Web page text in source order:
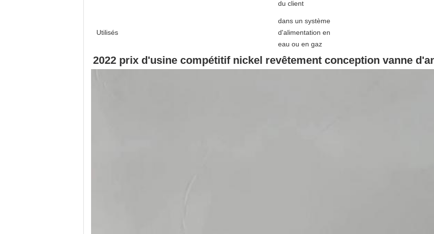
du client
Utilisés
dans un système
d'alimentation en
eau ou en gaz
2022 prix d'usine compétitif nickel revêtement conception vanne